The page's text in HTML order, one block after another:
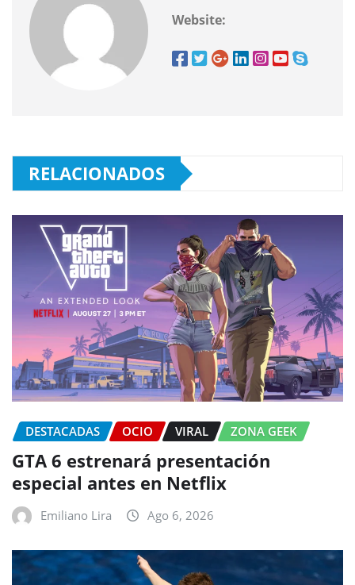
Website:
RELACIONADOS
DESTACADAS OCIO VIRAL ZONA GEEK
GTA 6 estrenará presentación
especial antes en Netflix
Emiliano Lira Ago 6, 2026